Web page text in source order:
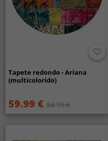
Tapete redondo - Ariana
(multicolorido)
59.99 € 84.99 €